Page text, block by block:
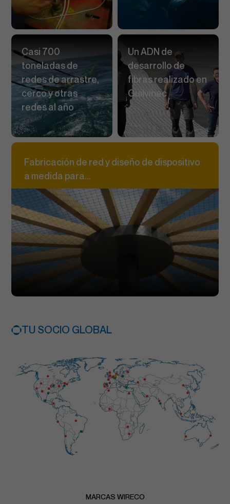
Casi 700
toneladas de
redes de arrastre,
cerco y otras
redes al año
Un ADN de
desarrollo de
fibras realizado en
Guilvinec
Fabricación de red y diseño de dispositivo
a medida para...
TU SOCIO GLOBAL
MARCAS WIRECO